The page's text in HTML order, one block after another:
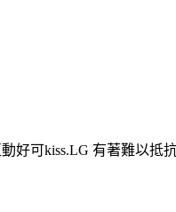
可kiss.LG 有著難以抵